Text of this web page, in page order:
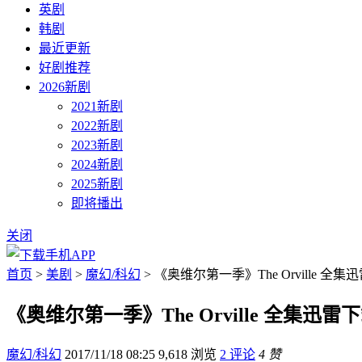
英剧
韩剧
最近更新
好剧推荐
2026新剧
2021新剧
2022新剧
2023新剧
2024新剧
2025新剧
即将播出
关闭
首页 > 美剧 > 魔幻/科幻 > 《奥维尔第一季》The Orville 全集
《奥维尔第一季》The Orville 全集迅雷
魔幻/科幻 2017/11/18 08:25 9,618 浏览 2 评论 4 赞